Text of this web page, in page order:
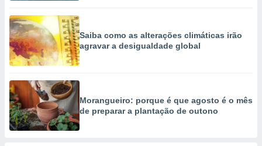
Saiba como as alterações climáticas irão
agravar a desigualdade global
Morangueiro: porque é que agosto é o mês
de preparar a plantação de outono